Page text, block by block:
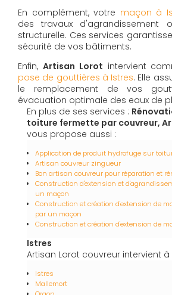
En complément, votre maçon à
des travaux d'agrandissement
structurelle. Ces services
sécurité de vos bâtiments.
Enfin, Artisan Lorot intervient
pose de gouttières à Istres. Elle
le remplacement de vos
évacuation optimale des eaux de
En plus de ses services :
toiture fermette par couvreur,
vous propose aussi :
Application de produit hydrofuge sur
Artisan couvreur zingueur
Bon artisan couvreur pour réparation et
Construction d'extension et
un maçon
Construction et création d'extension de
par un maçon
Construction et création d'extension de
Istres
Artisan Lorot couvreur intervient
Istres
Mallemort